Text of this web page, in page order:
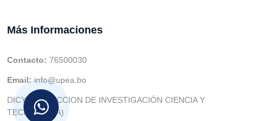
Más Informaciones
Contacto: 76500030
Email: info@upea.bo
DICYT (DIRECCION DE INVESTIGACIÓN CIENCIA Y
TECNOLOGIA)